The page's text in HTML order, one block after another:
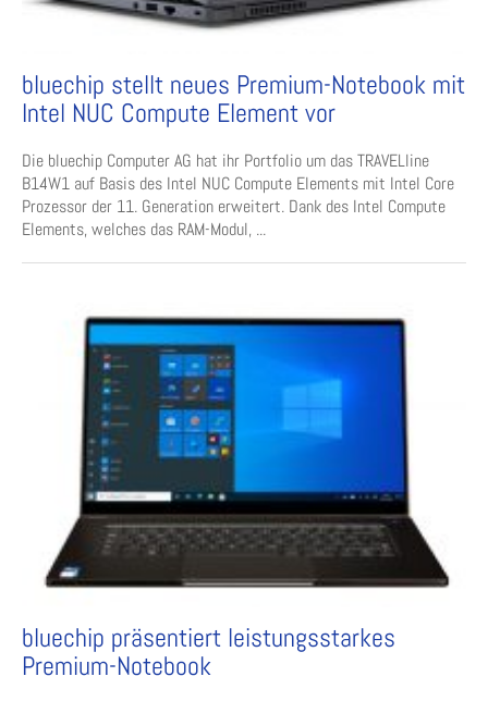
bluechip stellt neues Premium-Notebook mit
Intel NUC Compute Element vor
Die bluechip Computer AG hat ihr Portfolio um das TRAVELline
B14W1 auf Basis des Intel NUC Compute Elements mit Intel Core
Prozessor der 11. Generation erweitert. Dank des Intel Compute
Elements, welches das RAM-Modul, ...
bluechip präsentiert leistungsstarkes
Premium-Notebook